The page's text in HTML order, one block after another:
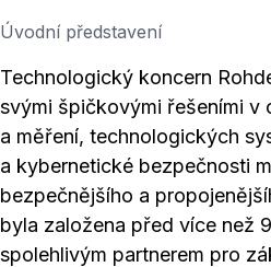
Úvodní představení
Technologický koncern
svými špičkovými řešeními v
a měření, technologických
a kybernetické bezpečnosti
bezpečnějšího a
byla založena před více než
spolehlivým partnerem pro